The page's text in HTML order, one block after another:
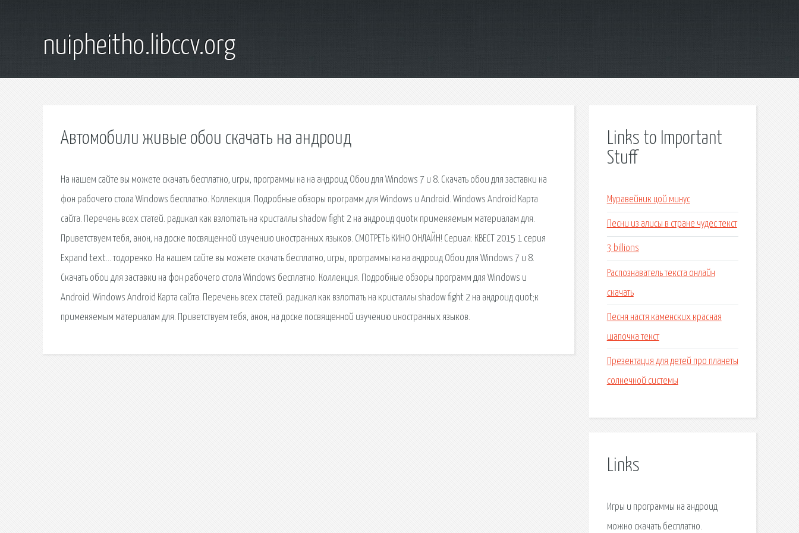
nuipheitho.libccv.org
Автомобили живые обои скачать на андроид
На нашем сайте вы можете скачать бесплатно, игры, программы на на андроид Обои для Windows 7 и 8. Скачать обои для заставки на
фон рабочего стола Windows бесплатно. Коллекция. Подробные обзоры программ для Windows и Android. Windows Android Карта
сайта. Перечень всех статей. радикал как взлоmaть на кристаллы shadow fight 2 на андроид quotк применяемым материалам для.
Приветствуем тебя, анон, на доске посвященной изучению иностранных языков. СМОТРЕТЬ КИНО ОНЛАЙН! Сериал: КВЕСТ 2015 1 серия
Expand text… тодоренко. На нашем сайте вы можете скачать бесплатно, игры, программы на на андроид Обои для Windows 7 и 8.
Скачать обои для заставки на фон рабочего стола Windows бесплатно. Коллекция. Подробные обзоры программ для Windows и
Android. Windows Android Карта сайта. Перечень всех статей. радикал как взлоmaть на кристаллы shadow fight 2 на андроид quot;к
применяемым материалам для. Приветствуем тебя, анон, на доске посвященной изучению иностранных языков.
Links to Important
Stuff
Муравейник цой минус
Песни из алисы в стране чудес текст
3 billions
Распознаватель текста онлайн
скачать
Песня настя каменских красная
шапочка текст
Презентация для детей про планеты
солнечной системы
Links
Игры и программы на андроид
можно скачать бесплатно.